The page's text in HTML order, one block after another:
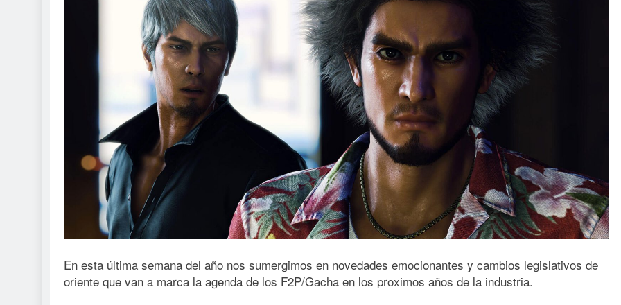
En esta última semana del año nos sumergimos en novedades emocionantes y cambios legislativos de
oriente que van a marca la agenda de los F2P/Gacha en los proximos años de la industria.